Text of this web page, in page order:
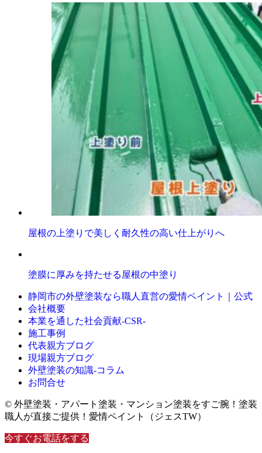
屋根の上塗りで美しく耐久性の高い仕上がりへ
塗膜に厚みを持たせる屋根の中塗り
静岡市の外壁塗装なら職人直営の愛情ペイント｜公式
会社概要
本業を通した社会貢献-CSR-
施工事例
代表親方ブログ
現場親方ブログ
外壁塗装の知識‐コラム
お問合せ
© 外壁塗装・アパート塗装・マンション塗装をすご腕！塗装
職人が直接ご提供！愛情ペイント（ジェスTW）
今すぐお電話をする